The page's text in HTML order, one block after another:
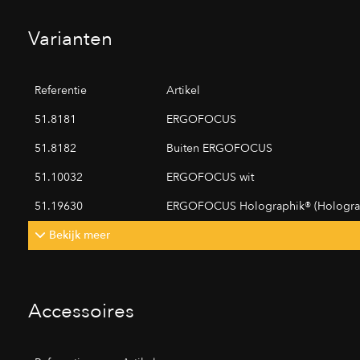
Varianten
Referentie
Artikel
51.8181
ERGOFOCUS
51.8182
Buiten ERGOFOCUS
51.10032
ERGOFOCUS wit
51.19630
ERGOFOCUS Holographik®
Bekijk meer
Accessoires